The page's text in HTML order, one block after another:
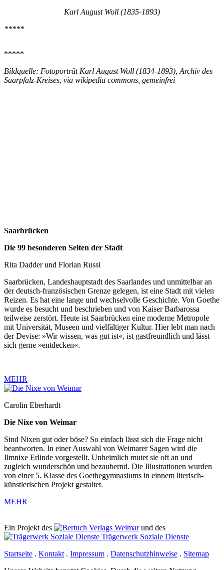
Karl August Woll (1835-1893)
*****
*****
Bildquelle: Fotoporträt Karl August Woll (1834-1893), Archiv des
Saarpfalz-Kreises, via wikipedia commons, gemeinfrei
Saarbrücken
Die 99 besonderen Seiten der Stadt
Rita Dadder und Florian Russi
Saarbrücken, Landeshauptstadt des Saarlandes und unmittelbar an
der deutsch-französischen Grenze gelegen, ist eine Stadt mit vielen
Reizen. Es hat eine lange und wechselvolle Geschichte. Von Goethe
wurde es besucht und beschrieben und von Kaiser Barbarossa
teilweise zerstört. Heute ist Saarbrücken eine moderne Metropole
mit Universität, Museen und vielfältiger Kultur. Hier lebt man nach
der Devise: »Wir wissen, was gut ist«, ist gastfreundlich und lässt
sich gerne »entdecken«.
MEHR
Carolin Eberhardt
Die Nixe von Weimar
Sind Nixen gut oder böse? So einfach lässt sich die Frage nicht
beantworten. In einer Auswahl von Weimarer Sagen wird die
Ilmnixe Erlinde vorgestellt. Unheimlich mutet sie oft an und
zugleich wunderschön und bezaubernd. Die Illustrationen wurden
von einer 5. Klasse des Goethegymnasiums in einnem literisch-
künstlerischen Projekt gestaltet.
MEHR
Ein Projekt des Verlags Weimarund des
Trägerwerk Soziale Dienste
Startseite . Kontakt . Impressum . Datenschutzhinweise . Sitemap